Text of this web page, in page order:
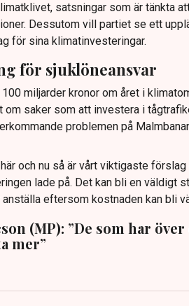
satsningar som är tänkta
Dessutom vill partiet se ett
för sina klimatinvesteringar.
för sjuklöneansvar
miljarder kronor om året i
om saker som att investera i
problemen på
och nu så är vårt viktigaste
lade på. Det kan bli en väldigt
eftersom kostnaden kan bli
(MP): ”De som har
mer”